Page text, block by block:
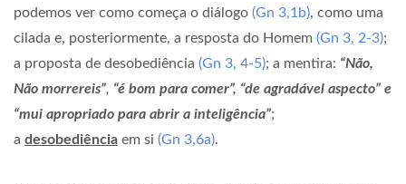
podemos ver como começa o diálogo (Gn 3,1b), como uma
cilada e, posteriormente, a resposta do Homem (Gn 3, 2-3);
a proposta de desobediência (Gn 3, 4-5); a mentira: “Não,
Não morrereis”, “é bom para comer”, “de agradável aspecto” e
“mui apropriado para abrir a inteligência”;
a desobediência em si (Gn 3,6a).